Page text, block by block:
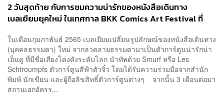
2 วันสุดท้าย กับการชมความน่ารักของหนังสือเดินทาง
เบลเยียมยุคใหม่ ในเทศกาล BKK Comics Art Festival ที่
ในเดือนกุมภาพันธ์ 2565 เบลเยียมเปลี่ยนรูปลักษณ์ของหนังสือเดินทาง
(บุคคลธรรมดา) ใหม่ จากลวดลายธรรมดามาเป็นตัวการ์ตูนน่ารักน่า
เอ็นดู ที่มีชื่อเสียงโด่งดังระดับโลก นำทัพด้วย Smurf หรือ Les
Schtroumpfs ตัวการ์ตูนสีฟ้าตัวจิ๋ว โดยได้รับความร่วมมือจากสำนัก
พิมพ์ นักเขียน และผู้ถือลิขสิทธิ์ตัวการ์ตูนต่างๆ จากนั้น 3 เดือนต่อมา
สถานเอกอัครร...